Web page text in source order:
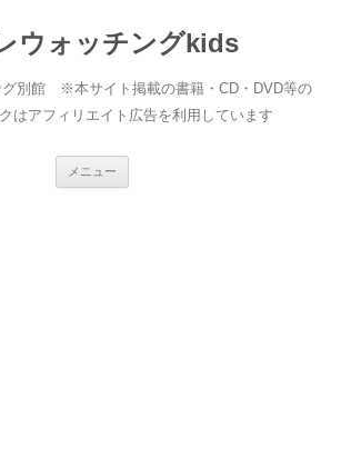
ウォッチングkids
グ別館 ※本サイト掲載の書籍・CD・DVD等の
はアフィリエイト広告を利用しています
メニュー